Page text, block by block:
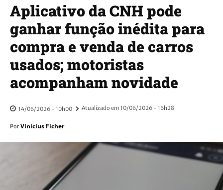
Aplicativo da CNH pode
ganhar função inédita para
compra e venda de carros
usados; motoristas
acompanham novidade
14/06/2026 - 10h00 Atualizado em 10/06/2026 - 16h28
Por Vinicius Ficher